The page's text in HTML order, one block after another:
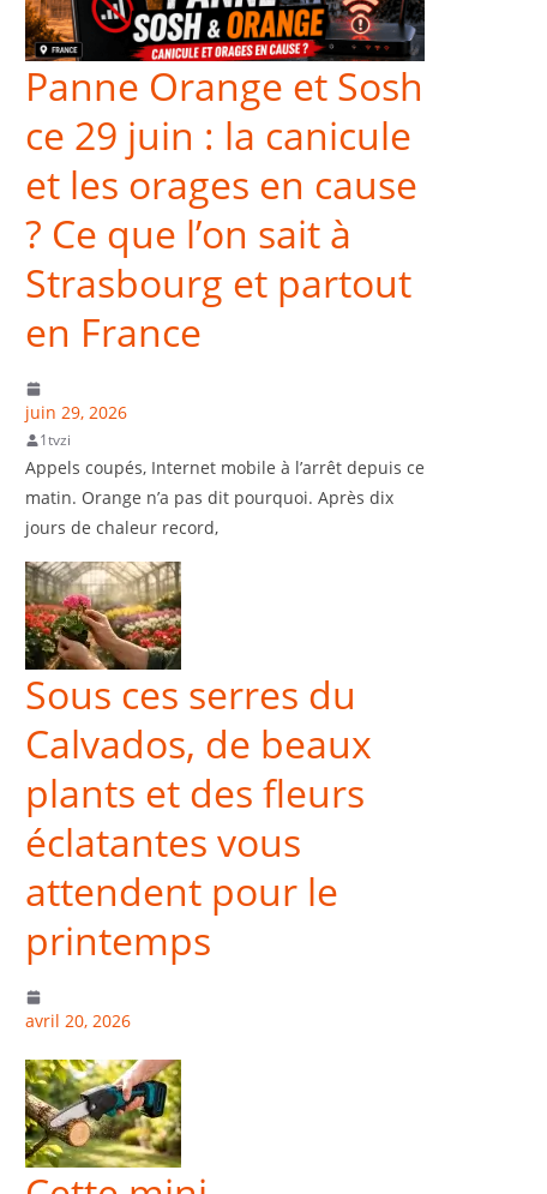
Panne Orange et Sosh
ce 29 juin : la canicule
et les orages en cause
? Ce que l’on sait à
Strasbourg et partout
en France
juin 29, 2026
1tvzi
Appels coupés, Internet mobile à l’arrêt depuis ce
matin. Orange n’a pas dit pourquoi. Après dix
jours de chaleur record,
Sous ces serres du
Calvados, de beaux
plants et des fleurs
éclatantes vous
attendent pour le
printemps
avril 20, 2026